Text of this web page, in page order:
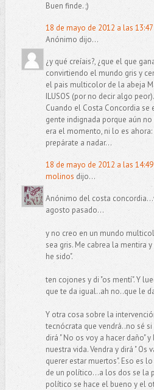
Buen finde. ;)
18 de mayo de 2012 a las 13:47
Anónimo dijo...
¿y qué creíais?, ¿que el que
convirtiendo el mundo gris y
el pais multicolor de la abeja
ILUSOS (por no decir algo peor).
Cuando el Costa Concordia se
gente indignada porque aún
era el momento, ni lo es
prepárate a nadar...
18 de mayo de 2012 a las 14:49
molinos dijo...
Anónimo del costa
agosto pasado...
y no creo en un mundo
sea gris. Me cabrea la mentira
he sido".
ten cojones y di "os mentí". Y
que te da igual..ah no..que le
Y otra cosa sobre la
tecnócrata que vendrá..no sé
dirá " No os voy a hacer daño"
nuestra vida. Vendra y dirá " Os
querer estar muertos". Eso es
de un político...a los dos se la
político se hace el bueno y el